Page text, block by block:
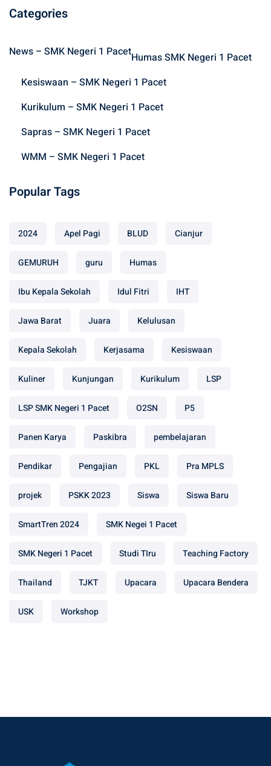
r
f
Categories
News – SMK Negeri 1 PacetHumas SMK Negeri 1 Pacet
Kesiswaan – SMK Negeri 1 Pacet
Kurikulum – SMK Negeri 1 Pacet
Sapras – SMK Negeri 1 Pacet
WMM – SMK Negeri 1 Pacet
Popular Tags
2024 Apel Pagi BLUD Cianjur
GEMURUH guru Humas
Ibu Kepala Sekolah Idul Fitri IHT
Jawa Barat Juara Kelulusan
Kepala Sekolah Kerjasama Kesiswaan
Kuliner Kunjungan Kurikulum LSP
LSP SMK Negeri 1 Pacet O2SN P5
Panen Karya Paskibra pembelajaran
Pendikar Pengajian PKL Pra MPLS
projek PSKK 2023 Siswa Siswa Baru
SmartTren 2024 SMK Negei 1 Pacet
SMK Negeri 1 Pacet Studi TIru Teaching Factory
Thailand TJKT Upacara Upacara Bendera
USK Workshop